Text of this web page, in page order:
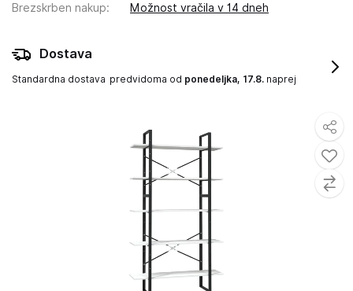
Brezskrben nakup: Možnost vračila v 14 dneh
Dostava
Standardna dostava predvidoma od ponedeljka, 17.8. naprej